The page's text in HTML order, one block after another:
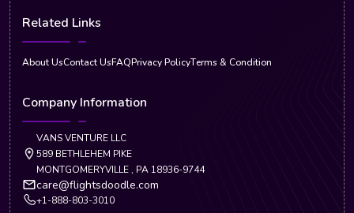
Related Links
About UsContact UsFAQPrivacy PolicyTerms & Condition
Company Information
VANS VENTURE LLC
589 BETHLEHEM PIKE
MONTGOMERYVILLE , PA 18936-9744
care@flightsdoodle.com
+1-888-803-3010